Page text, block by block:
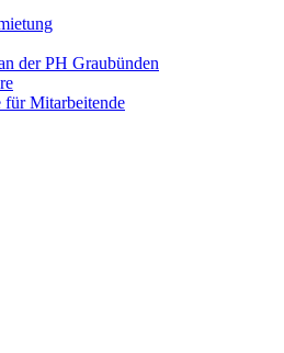
der PH Graubünden
für Mitarbeitende